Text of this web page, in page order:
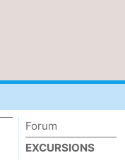
Forum
EXCURSIONS